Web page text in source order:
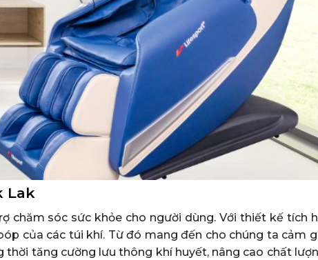
Lak
chăm sóc sức khỏe cho người dùng. Với thiết kế tích
của các túi khí. Từ đó mang đến cho chúng ta cảm
thời tăng cường lưu thông khí huyết, nâng cao chất